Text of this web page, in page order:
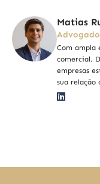
Matias
Com ampla
comercial.
empresas
sua relação